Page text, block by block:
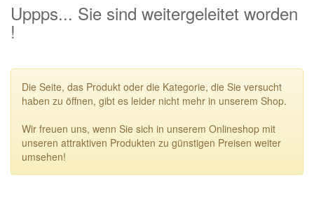
Uppps... Sie sind weitergeleitet worden
!
Die Seite, das Produkt oder die Kategorie, die Sie versucht
haben zu öffnen, gibt es leider nicht mehr in unserem Shop.
Wir freuen uns, wenn Sie sich in unserem Onlineshop mit
unseren attraktiven Produkten zu günstigen Preisen weiter
umsehen!